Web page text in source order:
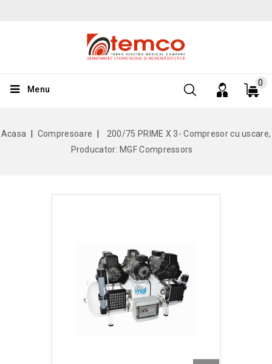
0
Menu
Acasa Compresoare
200/75 PRIME X 3- Compresor cu uscare,
Producator: MGF Compressors